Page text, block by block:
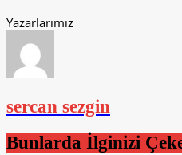
Yazarlarımız
sercan sezgin
Bunlarda İlginizi